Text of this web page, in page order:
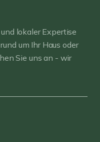
lokaler Expertise
um Ihr Haus oder
Sie uns an - wir